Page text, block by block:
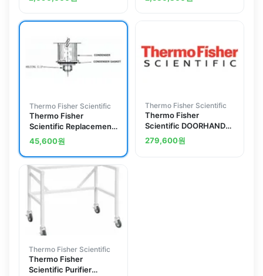
25.5 in. L (122 x
Thermo Fisher Scientific
Thermo Fisher
Scientific Replacement
Parts for Labconco
Goldfisch Fat Extraction
Apparatus, Upper
Condenser Gasket; For
Goldfisch Fat Extractor
45,600원
Thermo Fisher Scientific
Thermo Fisher
Scientific DOORHANDLE
CPL.W.OUT STAY BAR
279,600원
Thermo Fisher Scientific
Thermo Fisher
Scientific Purifier